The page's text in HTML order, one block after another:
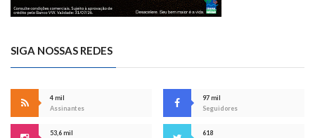
SIGA NOSSAS REDES
4 mil
Assinantes
97 mil
Seguidores
53,6 mil
618